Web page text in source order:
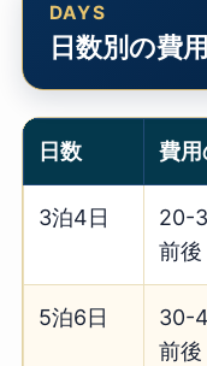
日数別の費
日数 費
3泊4日
20-
前後
5泊6日
30-
前後